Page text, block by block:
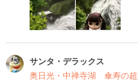
サンタ・デラックス
奥日光・中禅寺湖 傘寿の超